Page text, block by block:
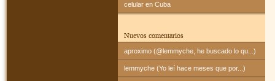
celular en Cuba
Nuevos comentarios
aproximo (@lemmyche, he buscado lo qu...)
lemmyche (Yo leí hace meses que por...)